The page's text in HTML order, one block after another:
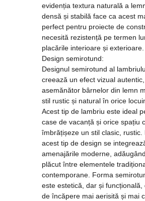
evidenția textura naturală a
densă și stabilă face ca acest
perfect pentru proiecte de
necesită rezistență pe termen
placările interioare și exterioare.
Design semirotund:
Designul semirotund al
creează un efect vizual
asemănător bârnelor din lemn
stil rustic și natural în orice
Acest tip de lambriu este ideal
case de vacanță și orice spațiu
îmbrățișeze un stil clasic, rustic.
acest tip de design se
amenajările moderne,
plăcut între elementele
contemporane. Forma
este estetică, dar și
de încăpere mai aerisită și mai